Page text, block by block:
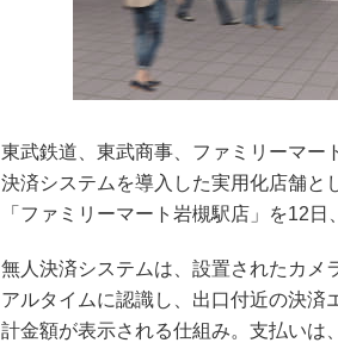
東武鉄道、東武商事、ファミリーマー
決済システムを導入した実用化店舗と
「ファミリーマート岩槻駅店」を12日
無人決済システムは、設置されたカメ
アルタイムに認識し、出口付近の決済
計金額が表示される仕組み。支払いは